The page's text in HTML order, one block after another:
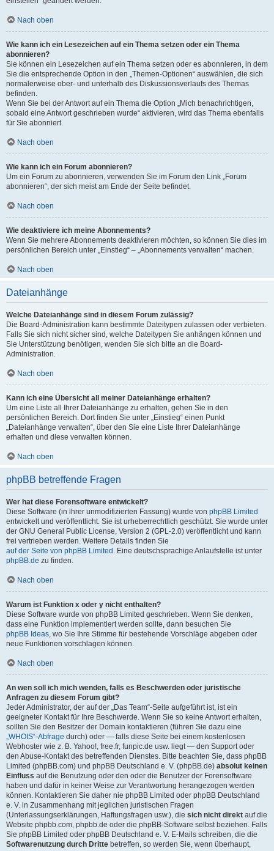
Nach oben
Wie kann ich ein Lesezeichen auf ein Thema setzen oder ein Thema
abonnieren?
Sie können ein Lesezeichen auf ein Thema setzen oder es abonnieren, in dem
Sie die entsprechende Option in den „Themen-Optionen“ auswählen, die sich
normalerweise ober- und unterhalb des Diskussionsverlaufs des Themas
befinden.
Wenn Sie bei der Antwort auf ein Thema die Option „Mich benachrichtigen,
sobald eine Antwort geschrieben wurde“ aktivieren, wird das Thema ebenfalls
für Sie abonniert.
Nach oben
Wie kann ich ein Forum abonnieren?
Um ein Forum zu abonnieren, verwenden Sie im Forum den Link „Forum
abonnieren“, der sich meist am Ende der Seite befindet.
Nach oben
Wie deaktiviere ich meine Abonnements?
Wenn Sie mehrere Abonnements deaktivieren möchten, so können Sie dies im
persönlichen Bereich unter „Einstieg“ – „Abonnements verwalten“ machen.
Nach oben
Dateianhänge
Welche Dateianhänge sind in diesem Forum zulässig?
Die Board-Administration kann bestimmte Dateitypen zulassen oder verbieten.
Falls Sie sich nicht sicher sind, welche Dateitypen Sie anhängen können und
Sie Unterstützung benötigen, wenden Sie sich bitte an die Board-
Administration.
Nach oben
Kann ich eine Übersicht all meiner Dateianhänge erhalten?
Um eine Liste all Ihrer Dateianhänge zu erhalten, gehen Sie in den
persönlichen Bereich. Dort finden Sie unter „Einstieg“ einen Punkt
„Dateianhänge verwalten“, über den Sie eine Liste Ihrer Dateianhänge
erhalten und diese verwalten können.
Nach oben
phpBB betreffende Fragen
Wer hat diese Forensoftware entwickelt?
Diese Software (in ihrer unmodifizierten Fassung) wurde von phpBB Limited
entwickelt und veröffentlicht. Sie ist urheberrechtlich geschützt. Sie wurde unter
der GNU General Public License, Version 2 (GPL-2.0) veröffentlicht und kann
frei vertrieben werden. Weitere Details finden Sie
auf der Seite von phpBB Limited . Eine deutschsprachige Anlaufstelle ist unter
phpBB.de zu finden.
Nach oben
Warum ist Funktion x oder y nicht enthalten?
Diese Software wurde von phpBB Limited geschrieben. Wenn Sie denken,
dass eine Funktion implementiert werden sollte, dann besuchen Sie
phpBB Ideas, wo Sie Ihre Stimme für bestehende Vorschläge abgeben oder
neue Funktionen vorschlagen können.
Nach oben
An wen soll ich mich wenden, falls es Beschwerden oder juristische
Anfragen zu diesem Forum gibt?
Jeder Administrator, der auf der „Das Team“-Seite aufgeführt ist, ist ein
geeigneter Kontakt für Ihre Beschwerde. Wenn Sie so keine Antwort erhalten,
sollten Sie den Besitzer der Domain kontaktieren (führen Sie dazu eine
„WHOIS“-Abfrage durch) oder — falls diese Seite bei einem kostenlosen
Webhoster wie z. B. Yahoo!, free.fr, funpic.de usw. liegt — den Support oder
den Abuse-Kontakt des betreffenden Dienstes. Bitte beachten Sie, dass phpBB
Limited (phpBB.com) und phpBB Deutschland e. V. (phpBB.de) absolut keinen
Einfluss auf die Benutzung oder den oder die Benutzer der Forensoftware
haben und dafür in keiner Weise zur Verantwortung herangezogen werden
können. Kontaktieren Sie daher nie phpBB Limited oder phpBB Deutschland
e. V. in Zusammenhang mit jeglichen juristischen Fragen
(Unterlassungserklärungen, Haftungsfragen usw.), die sich nicht direkt auf die
Website phpbb.com, phpbb.de oder die phpBB-Software selbst beziehen. Falls
Sie phpBB Limited oder phpBB Deutschland e. V. E-Mails schreiben, die die
Softwarenutzung durch Dritte betreffen, so werden Sie, wenn überhaupt,